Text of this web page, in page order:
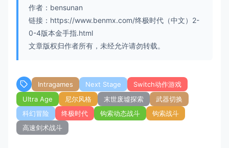
作者：bensunan
链接：https://www.benmx.com/终极时代（中文）2-
0-4版本金手指.html
文章版权归作者所有，未经允许请勿转载。
Intragames Next Stage
Switch动作游戏
Ultra Age
尼尔风格 末世废墟探索
武器切换
科幻冒险
终极时代 钩索动态战斗
钩索战斗
高速剑术战斗